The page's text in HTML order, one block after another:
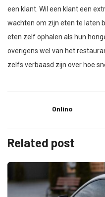
een klant. Wil een klant een
wachten om zijn eten te laten
eten zelf ophalen als hun
overigens wel van het
zelfs verbaasd zijn over hoe
Onlino
Related post